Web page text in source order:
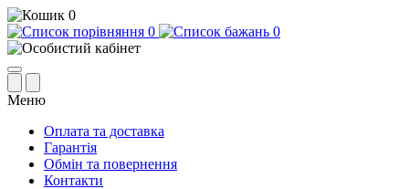
0
0
0
Меню
Оплата та доставка
Гарантія
Обмін та повернення
Контакти